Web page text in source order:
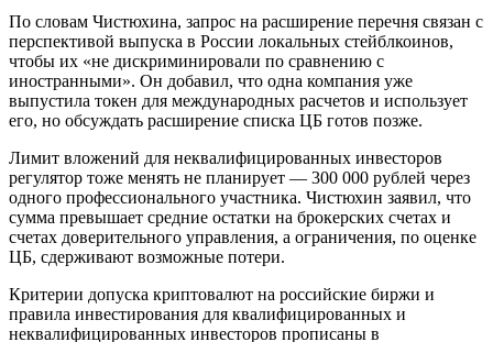
По словам Чистюхина, запрос на расширение перечня связан с
перспективой выпуска в России локальных стейблкоинов,
чтобы их «не дискриминировали по сравнению с
иностранными». Он добавил, что одна компания уже
выпустила токен для международных расчетов и использует
его, но обсуждать расширение списка ЦБ готов позже.
Лимит вложений для неквалифицированных инвесторов
регулятор тоже менять не планирует — 300 000 рублей через
одного профессионального участника. Чистюхин заявил, что
сумма превышает средние остатки на брокерских счетах и
счетах доверительного управления, а ограничения, по оценке
ЦБ, сдерживают возможные потери.
Критерии допуска криптовалют на российские биржи и
правила инвестирования для квалифицированных и
неквалифицированных инвесторов прописаны в